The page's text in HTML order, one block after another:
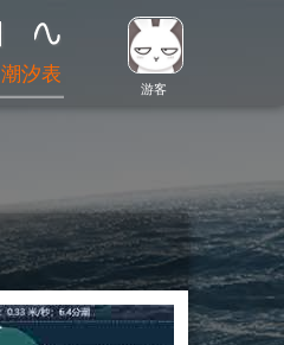
游客
潮汐表